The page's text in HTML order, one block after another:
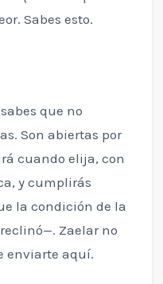
Sabes esto.
que no
Son abiertas por
cuando elija, con
y cumplirás
la condición de la
Zaelar no
enviarte aquí.